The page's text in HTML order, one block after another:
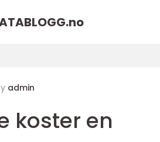
no
admin
koster en